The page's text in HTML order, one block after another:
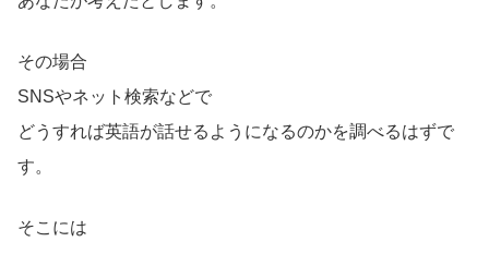
その場合
SNSやネット検索などで
どうすれば英語が話せるようになるのかを調べるはずで
す。
そこには